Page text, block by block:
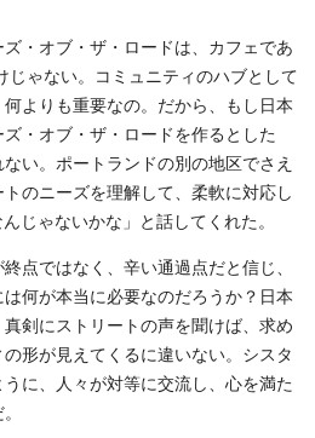
・オブ・ザ・ロードは、カフェであ
ゃない。コミュニティのハブとして
よりも重要なの。だから、もし日本
・オブ・ザ・ロードを作るとした
い。ポートランドの別の地区でさえ
のニーズを理解して、柔軟に対応し
じゃないかな」と話してくれた。
点ではなく、辛い通過点だと信じ、
何が本当に必要なのだろうか？日本
剣にストリートの声を聞けば、求め
形が見えてくるに違いない。シスタ
に、人々が対等に交流し、心を満た